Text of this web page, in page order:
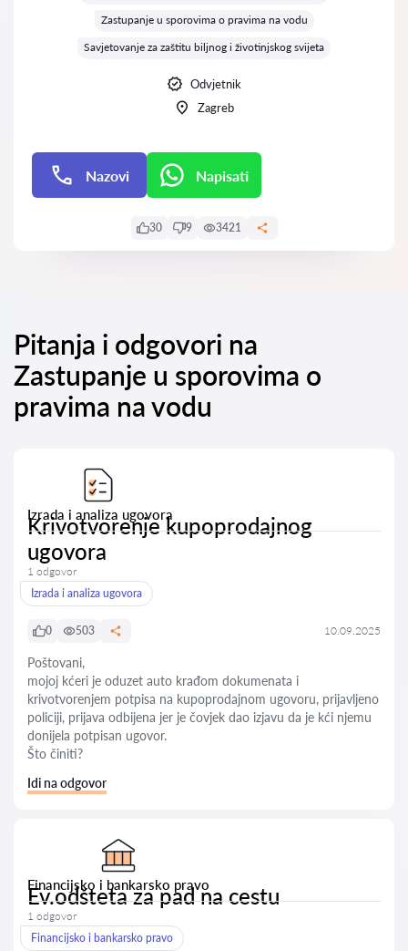
Zastupanje u sporovima o pravima na vodu
Savjetovanje za zaštitu biljnog i životinjskog svijeta
Odvjetnik
Zagreb
Nazovi Napisati
30 9 3421
Pitanja i odgovori na
Zastupanje u sporovima o
pravima na vodu
Izrada i analiza ugovora
Krivotvorenje kupoprodajnog
ugovora
1 odgovor
Izrada i analiza ugovora
0 503 10.09.2025
Poštovani,
mojoj kćeri je oduzet auto krađom dokumenata i
krivotvorenjem potpisa na kupoprodajnom ugovoru, prijavljeno
policiji, prijava odbijena jer je čovjek dao izjavu da je kći njemu
donijela potpisan ugovor.
Što činiti?
Idi na odgovor
Financijsko i bankarsko pravo
Ev.odšteta za pad na cestu
1 odgovor
Financijsko i bankarsko pravo